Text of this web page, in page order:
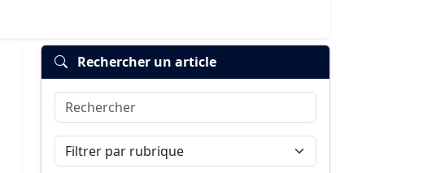
Rechercher un article
Rechercher
Filtrer par rubrique